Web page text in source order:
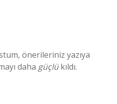
önerileriniz yazıya
daha güçlükıldı.